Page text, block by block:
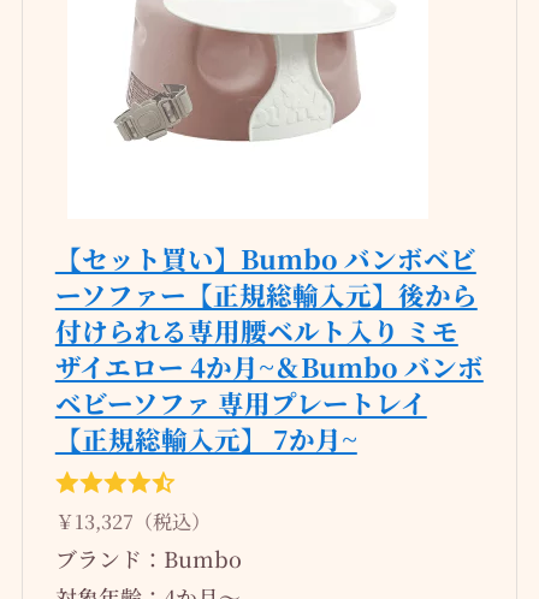
【セット買い】Bumbo バンボベビ
ーソファー【正規総輸入元】後から
付けられる専用腰ベルト入り ミモ
ザイエロー 4か月~＆Bumbo バンボ
ベビーソファ 専用プレートレイ
【正規総輸入元】 7か月~
￥13,327（税込）
ブランド：Bumbo